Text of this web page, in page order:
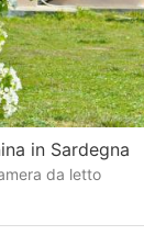
in Sardegna
da letto